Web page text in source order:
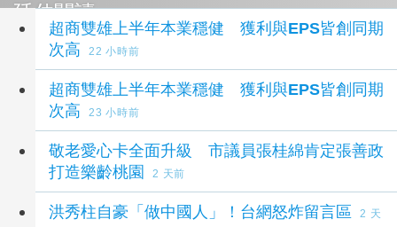
延伸閱讀
超商雙雄上半年本業穩健 獲利與EPS皆創同期
次高
22 小時前
超商雙雄上半年本業穩健 獲利與EPS皆創同期
次高
23 小時前
敬老愛心卡全面升級 市議員張桂綿肯定張善政
打造樂齡桃園
2 天前
洪秀柱自豪「做中國人」！台網怒炸留言區
2 天